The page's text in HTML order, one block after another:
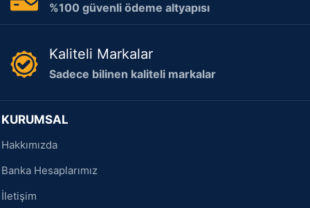
%100 güvenli ödeme altyapısı
Kaliteli Markalar
Sadece bilinen kaliteli markalar
KURUMSAL
Hakkımızda
Banka Hesaplarımız
İletişim